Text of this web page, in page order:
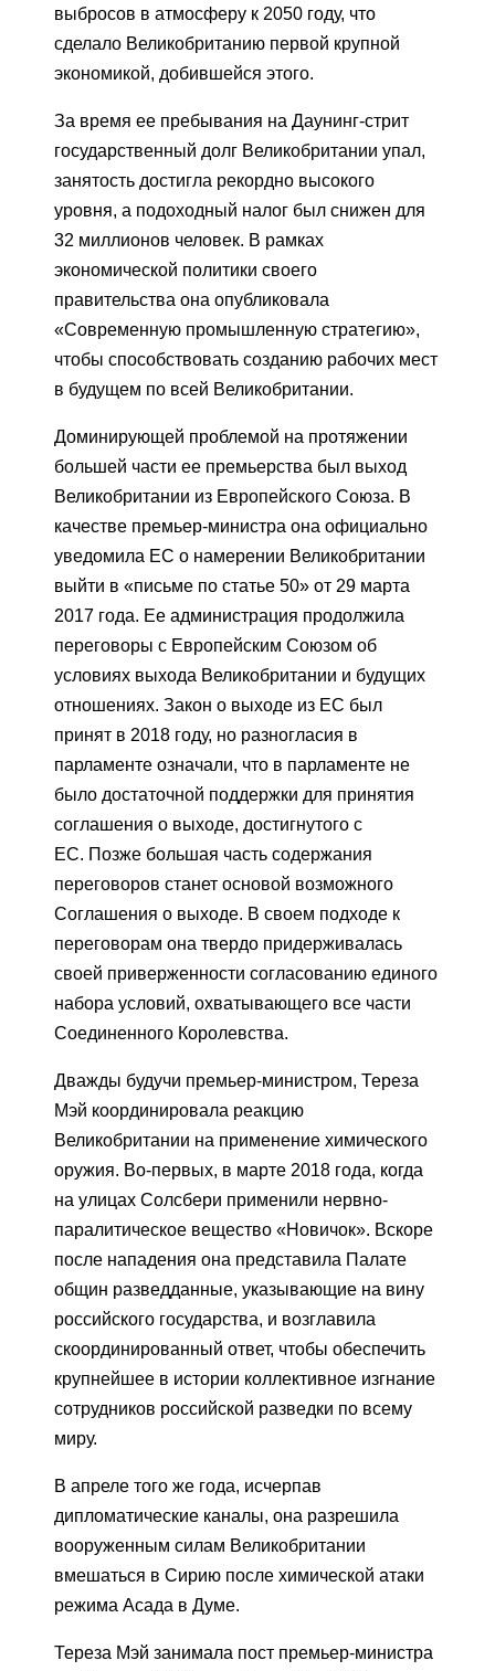
выбросов в атмосферу к 2050 году, что
сделало Великобританию первой крупной
экономикой, добившейся этого.
За время ее пребывания на Даунинг-стрит
государственный долг Великобритании упал,
занятость достигла рекордно высокого
уровня, а подоходный налог был снижен для
32 миллионов человек. В рамках
экономической политики своего
правительства она опубликовала
«Современную промышленную стратегию»,
чтобы способствовать созданию рабочих мест
в будущем по всей Великобритании.
Доминирующей проблемой на протяжении
большей части ее премьерства был выход
Великобритании из Европейского Союза. В
качестве премьер-министра она официально
уведомила ЕС о намерении Великобритании
выйти в «письме по статье 50» от 29 марта
2017 года. Ее администрация продолжила
переговоры с Европейским Союзом об
условиях выхода Великобритании и будущих
отношениях. Закон о выходе из ЕС был
принят в 2018 году, но разногласия в
парламенте означали, что в парламенте не
было достаточной поддержки для принятия
соглашения о выходе, достигнутого с
ЕС. Позже большая часть содержания
переговоров станет основой возможного
Соглашения о выходе. В своем подходе к
переговорам она твердо придерживалась
своей приверженности согласованию единого
набора условий, охватывающего все части
Соединенного Королевства.
Дважды будучи премьер-министром, Тереза ​​
Мэй координировала реакцию
Великобритании на применение химического
оружия. Во-первых, в марте 2018 года, когда
на улицах Солсбери применили нервно-
паралитическое вещество «Новичок». Вскоре
после нападения она представила Палате
общин разведданные, указывающие на вину
российского государства, и возглавила
скоординированный ответ, чтобы обеспечить
крупнейшее в истории коллективное изгнание
сотрудников российской разведки по всему
миру.
В апреле того же года, исчерпав
дипломатические каналы, она разрешила
вооруженным силам Великобритании
вмешаться в Сирию после химической атаки
режима Асада в Думе.
Тереза ​​Мэй занимала пост премьер-министра